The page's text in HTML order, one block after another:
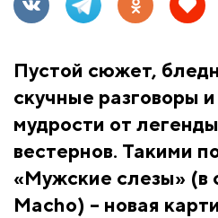
Пустой сюжет,
скучные разговоры
мудрости от
вестернов. Такими
«Мужские слезы» (в
Macho) – новая